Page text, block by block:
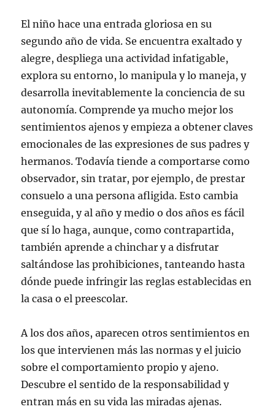
El niño hace una entrada gloriosa en su
segundo año de vida. Se encuentra exaltado y
alegre, despliega una actividad infatigable,
explora su entorno, lo manipula y lo maneja, y
desarrolla inevitablemente la conciencia de su
autonomía. Comprende ya mucho mejor los
sentimientos ajenos y empieza a obtener claves
emocionales de las expresiones de sus padres y
hermanos. Todavía tiende a comportarse como
observador, sin tratar, por ejemplo, de prestar
consuelo a una persona afligida. Esto cambia
enseguida, y al año y medio o dos años es fácil
que sí lo haga, aunque, como contrapartida,
también aprende a chinchar y a disfrutar
saltándose las prohibiciones, tanteando hasta
dónde puede infringir las reglas establecidas en
la casa o el preescolar.
A los dos años, aparecen otros sentimientos en
los que intervienen más las normas y el juicio
sobre el comportamiento propio y ajeno.
Descubre el sentido de la responsabilidad y
entran más en su vida las miradas ajenas.